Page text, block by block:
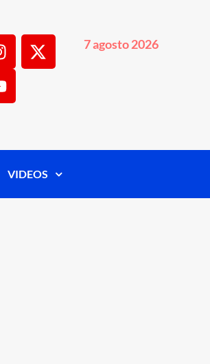
7 agosto 2026
VIDEOS